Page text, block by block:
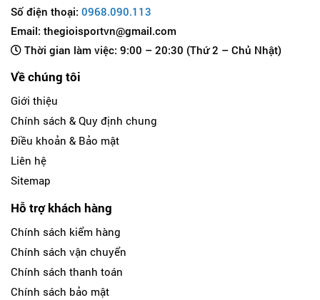
Số điện thoại: 0968.090.113
Email: thegioisportvn@gmail.com
Thời gian làm việc: 9:00 – 20:30 (Thứ 2 – Chủ Nhật)
Về chúng tôi
Giới thiệu
Chính sách & Quy định chung
Điều khoản & Bảo mật
Liên hệ
Sitemap
Hỗ trợ khách hàng
Chính sách kiểm hàng
Chính sách vận chuyển
Chính sách thanh toán
Chính sách bảo mật